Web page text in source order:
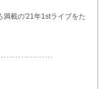
載の'21年1stライブをた